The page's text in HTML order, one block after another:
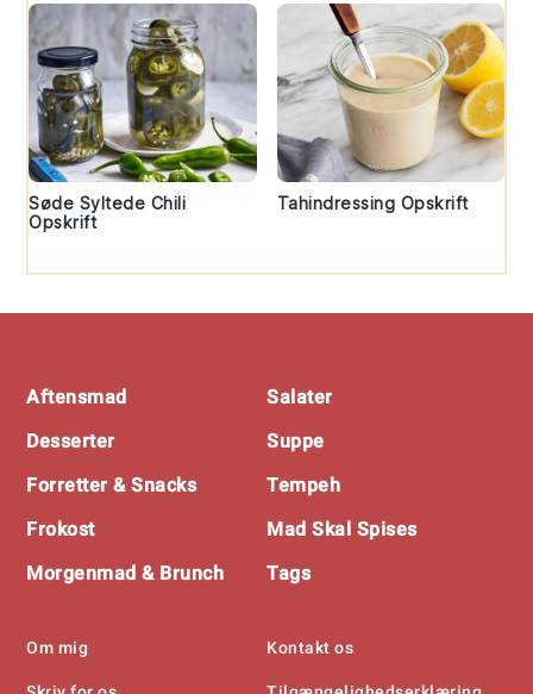
Søde Syltede Chili
Opskrift
Tahindressing Opskrift
Aftensmad
Desserter
Forretter & Snacks
Frokost
Morgenmad & Brunch
Salater
Suppe
Tempeh
Mad Skal Spises
Tags
Om mig Kontakt os